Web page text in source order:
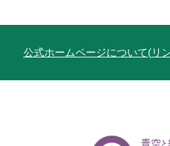
公式ホームページについて(リ